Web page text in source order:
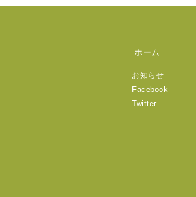
ホーム
お知らせ
Facebook
Twitter